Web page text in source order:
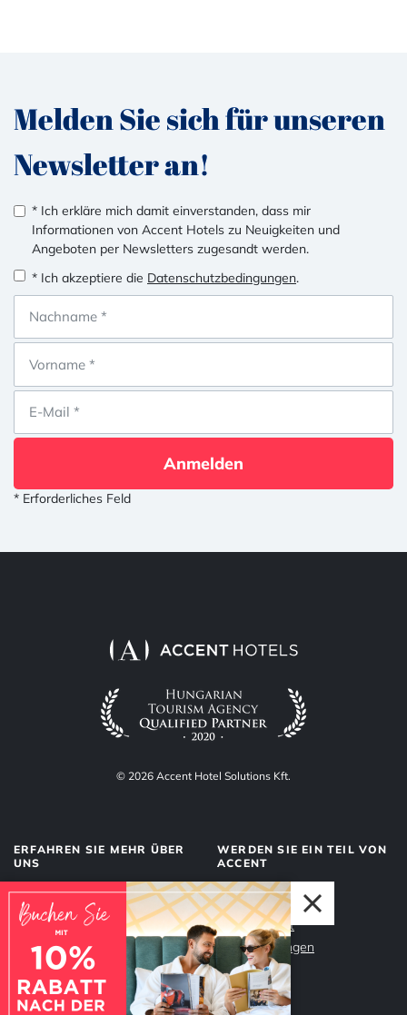
Melden Sie sich für unseren
Newsletter an!
* Ich erkläre mich damit einverstanden, dass mir
Informationen von Accent Hotels zu Neuigkeiten und
Angeboten per Newsletters zugesandt werden.
* Ich akzeptiere die Datenschutzbedingungen.
Anmelden
* Erforderliches Feld
© 2026 Accent Hotel Solutions Kft.
ERFAHREN SIE MEHR ÜBER
UNS
Über uns
Datenschutz
Impressum
WERDEN SIE EIN TEIL VON
ACCENT
Management
Dienstleistungen
Unser Team